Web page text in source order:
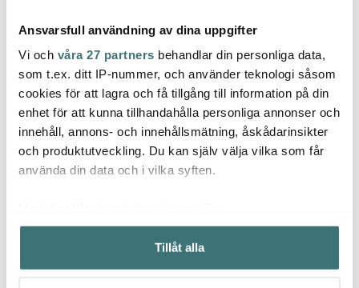
Ansvarsfull användning av dina uppgifter
Vi och våra 27 partners behandlar din personliga data,
som t.ex. ditt IP-nummer, och använder teknologi såsom
cookies för att lagra och få tillgång till information på din
enhet för att kunna tillhandahålla personliga annonser och
innehåll, annons- och innehållsmätning, åskådarinsikter
och produktutveckling. Du kan själv välja vilka som får
använda din data och i vilka syften.
Samla in information om din geografiska plats som
kan ha en noggrannhet på upp till flera meter
Identifiera din enhet genom att aktivt skanna den för
Tillåt alla
Joseph Joseph
ThermaPoint digital
termometer 15,5 cm
graphite
383 kr 639 kr
Joseph Joseph
Caddy Diskställ
Rostfri/Svart
419 kr